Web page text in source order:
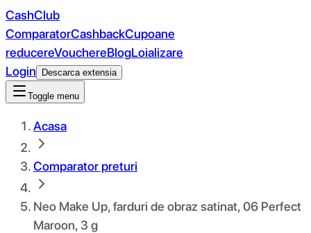
CashClub
ComparatorCashbackCupoane
reducereVouchereBlogLoializare
Login
Descarca extensia
Toggle menu
Acasa
Comparator preturi
Neo Make Up, farduri de obraz satinat, 06 Perfect
Maroon, 3 g